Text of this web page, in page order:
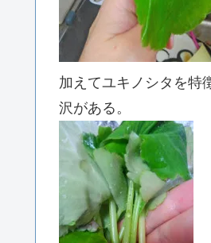
加えてユキノシタを特
沢がある。